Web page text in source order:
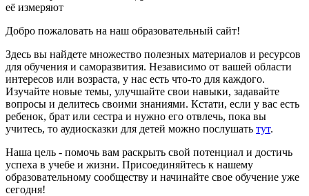
её измеряют
Добро пожаловать на наш образовательный сайт!
Здесь вы найдете множество полезных материалов и ресурсов
для обучения и саморазвития. Независимо от вашей области
интересов или возраста, у нас есть что-то для каждого.
Изучайте новые темы, улучшайте свои навыки, задавайте
вопросы и делитесь своими знаниями. Кстати, если у вас есть
ребенок, брат или сестра и нужно его отвлечь, пока вы
учитесь, то аудиосказки для детей можно послушать тут.
Наша цель - помочь вам раскрыть свой потенциал и достичь
успеха в учебе и жизни. Присоединяйтесь к нашему
образовательному сообществу и начинайте свое обучение уже
сегодня!